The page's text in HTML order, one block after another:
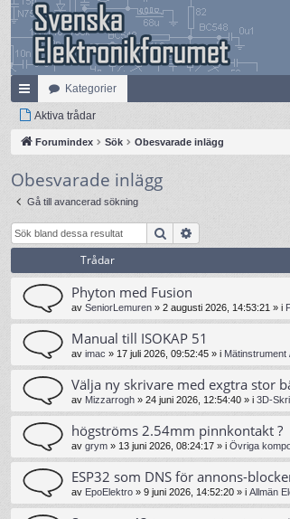
na
bb
lä
nk
ar
Kategorier
Aktiva trådar
Forumindex Sök Obesvarade inlägg
Obesvarade inlägg
Gå till avancerad sökning
Sök
Trådar
Phyton med Fusion
av SeniorLemuren » 2 augusti 2026, 14:53:21 » i
Manual till ISOKAP 51
av imac » 17 juli 2026, 09:52:45 » i Mätinstrument
Välja ny skrivare med exgtra stor
av Mizzarrogh » 24 juni 2026, 12:54:40 » i 3D-
högströms 2.54mm pinnkontakt ?
av grym » 13 juni 2026, 08:24:17 » i Övriga
ESP32 som DNS för annons-
av EpoElektro » 9 juni 2026, 14:52:20 » i Allmän